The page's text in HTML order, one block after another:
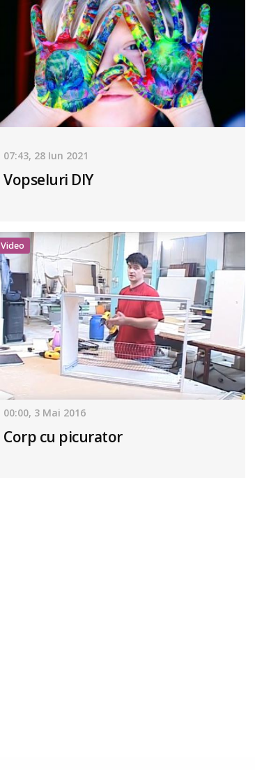
07:43, 28 Iun 2021
Vopseluri DIY
Video
00:00, 3 Mai 2016
Corp cu picurator